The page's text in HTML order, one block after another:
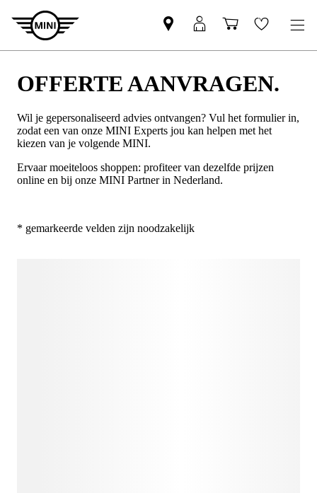
OFFERTE AANVRAGEN.
Wil je gepersonaliseerd advies ontvangen? Vul het formulier in,
zodat een van onze MINI Experts jou kan helpen met het
kiezen van je volgende MINI.
Ervaar moeiteloos shoppen: profiteer van dezelfde prijzen
online en bij onze MINI Partner in Nederland.
* gemarkeerde velden zijn noodzakelijk